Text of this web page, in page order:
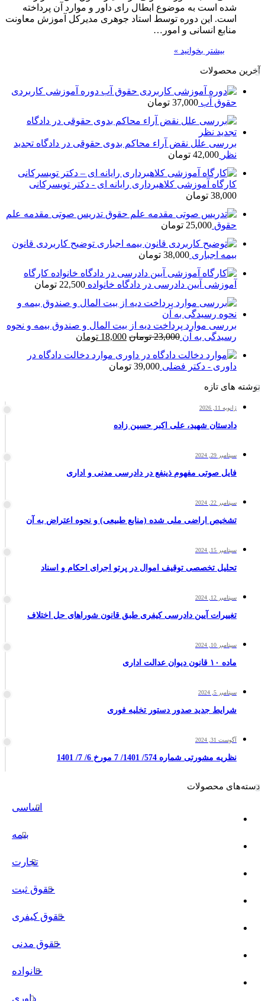
شده است به موضوع ابطال رای داور و موارد آن پرداخته
است. این دوره توسط استاد جوهری مدیرکل آموزش معاونت
منابع انسانی و امور…
بیشتر بخوانید »
آخرین محصولات
دوره آموزشی کاربردی
حقوق آب 37,000 تومان
بررسی علل نقض آراء محاکم بدوی حقوقی در دادگاه تجدید
نظر 42,000 تومان
کارگاه آموزشی کلاهبرداری رایانه ای - دکتر تویسرکانی
38,000 تومان
تدریس صوتی مقدمه علم
حقوق 25,000 تومان
توضیح کاربردی قانون
بیمه اجباری 38,000 تومان
کارگاه
آموزشی آیین دادرسی در دادگاه خانواده 22,500 تومان
بررسی موارد پرداخت دیه از بیت المال و صندوق بیمه و نحوه
رسیدگی به آن 23,000 تومان قیمت
23,000 تومان
بود.
18,000 تومان
18,000 تومان
موارد دخالت دادگاه در
داوری - دکتر فضلی 39,000 تومان
نوشته های تازه
ژانویه 11, 2026
دادستان شهید، علی اکبر حسین زاده
سپتامبر 29, 2024
فایل صوتی مفهوم ذینفع در دادرسی مدنی و اداری
سپتامبر 22, 2024
تشخیص اراضی ملی شده (منابع طبیعی) و نحوه اعتراض به آن
سپتامبر 15, 2024
تحلیل تخصصی توقیف اموال در پرتو اجرای احکام و اسناد
سپتامبر 12, 2024
تغییرات آیین دادرسی کیفری طبق قانون شوراهای حل اختلاف
سپتامبر 10, 2024
ماده ۱۰ قانون دیوان عدالت اداری
سپتامبر 5, 2024
شرایط جدید صدور دستور تخلیه فوری
آگوست 31, 2024
نظریه مشورتی شماره 574/ 1401/ 7 مورخ 6/ 7/ 1401
دسته‌های محصولات
اساسی
بیمه
تجارت
حقوق ثبت
حقوق کیفری
حقوق مدنی
خانواده
داوری